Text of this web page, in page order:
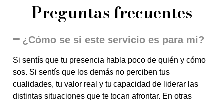
Preguntas frecuentes
¿Cómo se si este servicio es para mi?
Si sentís que tu presencia habla poco de quién y cómo
sos. Si sentís que los demás no perciben tus
cualidades, tu valor real y tu capacidad de liderar las
distintas situaciones que te tocan afrontar. En otras